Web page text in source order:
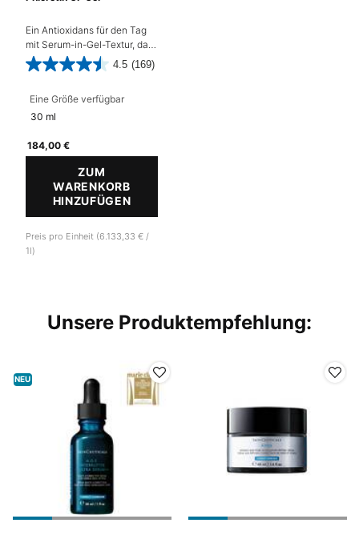
Ein Antioxidans für den Tag
mit Serum-in-Gel-Textur, das
fortschrittlichen Schutz vor
schädigenden
während Verfärbungen
gemindert werden.
4.5 (169)
Eine Größe verfügbar
30 ml
184,00 €
ZUM
WARENKORB
HINZUFÜGEN
Preis pro Einheit (6.133,33 € /
1l)
Unsere Produktempfehlung:
NEU